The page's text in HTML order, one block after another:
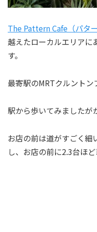
The Pattern Cafe（パター
越えたローカルエリアに
す。
最寄駅のMRTクルントン
駅から歩いてみましたが
お店の前は道がすごく細
し、お店の前に2.3台ほ